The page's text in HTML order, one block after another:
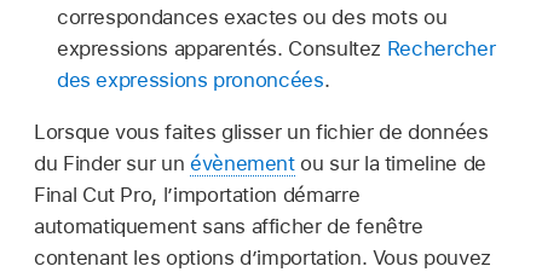
correspondances exactes ou des mots ou
expressions apparentés. Consultez Rechercher
des expressions prononcées.
Lorsque vous faites glisser un fichier de données
du Finder sur un évènementou sur la timeline de
Final Cut Pro, l’importation démarre
automatiquement sans afficher de fenêtre
contenant les options d’importation. Vous pouvez